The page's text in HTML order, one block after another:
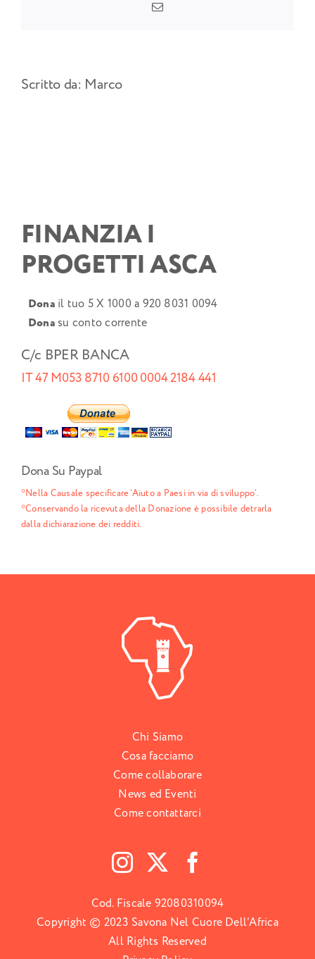
Email
Scritto da: Marco
FINANZIA I
PROGETTI ASCA
Donail tuo 5 X 1000 a 920 8031 0094
Donasu conto corrente
C/c BPER BANCA
IT 47 M053 8710 6100 0004 2184 441
Dona Su Paypal
*Nella Causale specificare ‘Aiuto a Paesi in via di sviluppo’.
*Conservando la ricevuta della Donazione è possibile detrarla
dalla dichiarazione dei redditi.
Chi Siamo
Cosa facciamo
Come collaborare
News ed Eventi
Come contattarci
Cod. Fiscale 92080310094
Copyright © 2023 Savona Nel Cuore Dell’Africa
All Rights Reserved